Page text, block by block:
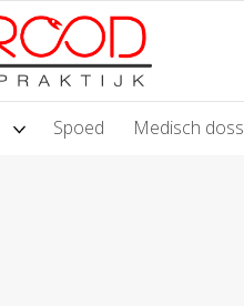
Spoed Medisch